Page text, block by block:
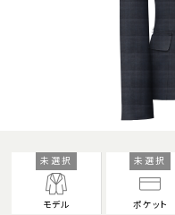
モデル
未選択
ポケット
未選択